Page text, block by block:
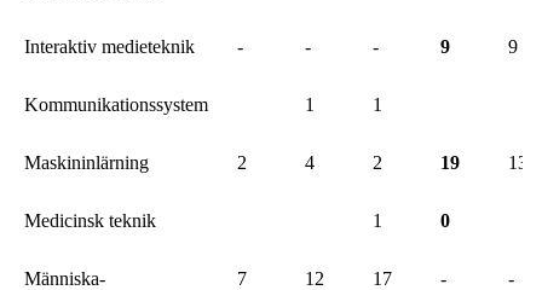
Interaktiv medieteknik - - - 9 9
Kommunikationssystem 1 1
Maskininlärning 2 4 2 19 13
Medicinsk teknik 1 0
Människa-
7 12 17 - -